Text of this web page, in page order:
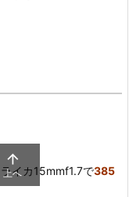
イカ15mmf1.7で385

上へ